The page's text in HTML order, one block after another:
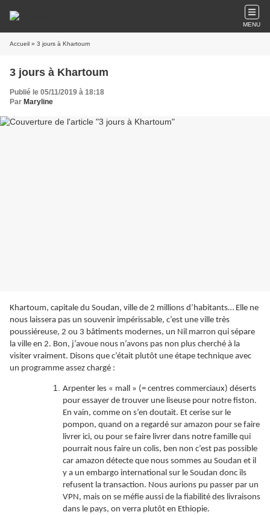
MENU
Accueil » 3 jours à Khartoum
3 jours à Khartoum
Publié le 05/11/2019 à 18:18
Par Maryline
Khartoum, capitale du Soudan, ville de 2 millions d’habitants… Elle ne
nous laissera pas un souvenir impérissable, c’est une ville très
poussiéreuse, 2 ou 3 bâtiments modernes, un Nil marron qui sépare
la ville en 2. Bon, j’avoue nous n’avons pas non plus cherché à la
visiter vraiment. Disons que c’était plutôt une étape technique avec
un programme assez chargé :
Arpenter les « mall » (= centres commerciaux) déserts
pour essayer de trouver une liseuse pour notre fiston.
En vain, comme on s’en doutait. Et cerise sur le
pompon, quand on a regardé sur amazon pour se faire
livrer ici, ou pour se faire livrer dans notre famille qui
pourrait nous faire un colis, ben non c’est pas possible
car amazon détecte que nous sommes au Soudan et il
y a un embargo international sur le Soudan donc ils
refusent la transaction. Nous aurions pu passer par un
VPN, mais on se méfie aussi de la fiabilité des livraisons
dans le pays, on verra plutôt en Ethiopie.